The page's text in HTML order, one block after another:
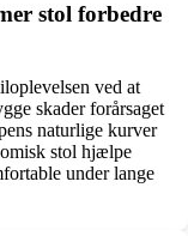
stol forbedre
ved at
skader forårsaget
naturlige kurver
stol hjælpe
under lange